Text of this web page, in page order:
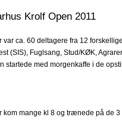
Krolf Open 2011
var ca. 60 deltagere fra 12
(SIS), Fuglsang, Stud/KØK,
startede med morgenkaffe i de
kom mange kl 8 og trænede på de